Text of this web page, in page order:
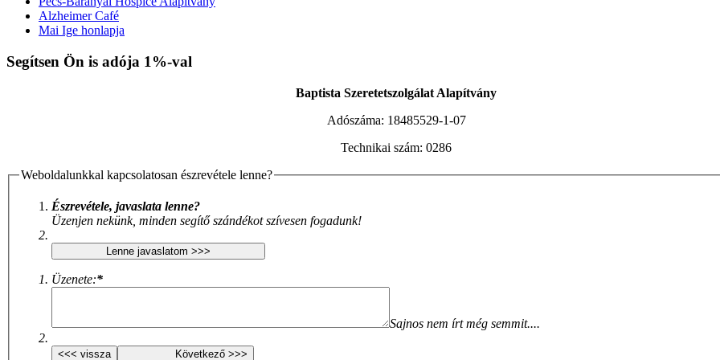
Alzheimer Café
Mai Ige honlapja
Xnxx افلام سكس عربي AV Subthai
Segítsen Ön is adója 1%-val
Baptista Szeretetszolgálat Alapítvány
Adószáma: 18485529-1-07
Technikai szám: 0286
Weboldalunkkal kapcsolatosan észrevétele lenne?
Észrevétele, javaslata lenne?
Üzenjen nekünk, minden segítő szándékot szívesen fogadunk!
Üzenete:*
Sajnos nem írt még semmit....